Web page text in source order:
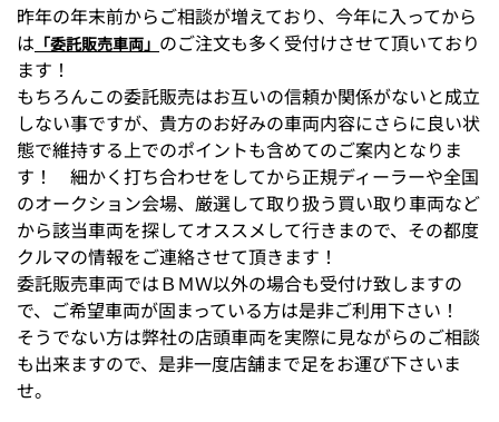
昨年の年末前からご相談が増えており、今年に入ってから
は 「委託販売車両」 のご注文も多く受付けさせて頂いており
ます！
もちろんこの委託販売はお互いの信頼か関係がないと成立
しない事ですが、貴方のお好みの車両内容にさらに良い状
態で維持する上でのポイントも含めてのご案内となりま
す！ 細かく打ち合わせをしてから正規ディーラーや全国
のオークション会場、厳選して取り扱う買い取り車両など
から該当車両を探してオススメして行きまので、その都度
クルマの情報をご連絡させて頂きます！
委託販売車両ではＢＭＷ以外の場合も受付け致しますの
で、ご希望車両が固まっている方は是非ご利用下さい！
そうでない方は弊社の店頭車両を実際に見ながらのご相談
も出来ますので、是非一度店舗まで足をお運び下さいま
せ。